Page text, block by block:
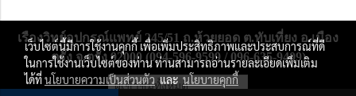
เรืองวิทย์อุปกรณ์แพทย์ 245/51 ถ.ห้วยยอด ต.ทับเที่ยง อ.เมือง
ตรัง จ.ตรัง 92000 (094-596-9599 / 096-635-9409)
ผู้เข้าชมทั้งหมด
เว็บไซต์นี้มีการใช้งานคุกกี้ เพื่อเพิ่มประสิทธิภาพและประสบการณ์ที่ดี
ในการใช้งานเว็บไซต์ของท่าน ท่านสามารถอ่านรายละเอียดเพิ่มเติม
ได้ที่นโยบายความเป็นส่วนตัวและนโยบายคุกกี้